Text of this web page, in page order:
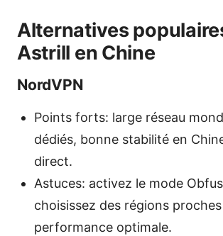
Alternatives
Astrill en Chine
NordVPN
Points forts: large réseau
dédiés, bonne stabilité en
direct.
Astuces: activez le mode
choisissez des régions
performance optimale.